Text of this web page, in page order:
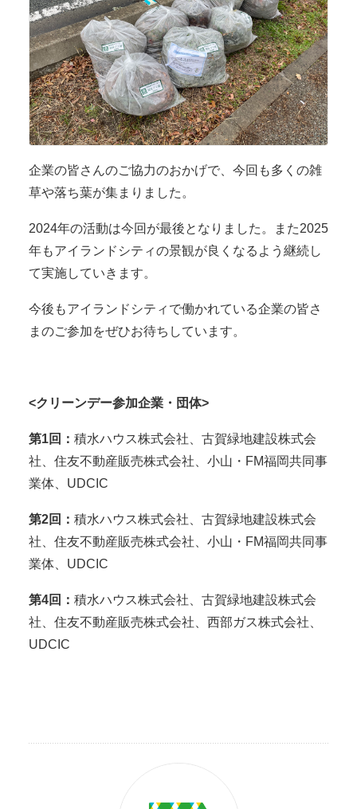
企業の皆さんのご協力のおかげで、今回も多くの雑
草や落ち葉が集まりました。
2024年の活動は今回が最後となりました。また2025
年もアイランドシティの景観が良くなるよう継続し
て実施していきます。
今後もアイランドシティで働かれている企業の皆さ
まのご参加をぜひお待ちしています。
<クリーンデー参加企業・団体>
第1回： 積水ハウス株式会社、古賀緑地建設株式会
社、住友不動産販売株式会社、小山・FM福岡共同事
業体、UDCIC
第2回： 積水ハウス株式会社、古賀緑地建設株式会
社、住友不動産販売株式会社、小山・FM福岡共同事
業体、UDCIC
第4回： 積水ハウス株式会社、古賀緑地建設株式会
社、住友不動産販売株式会社、西部ガス株式会社、
UDCIC